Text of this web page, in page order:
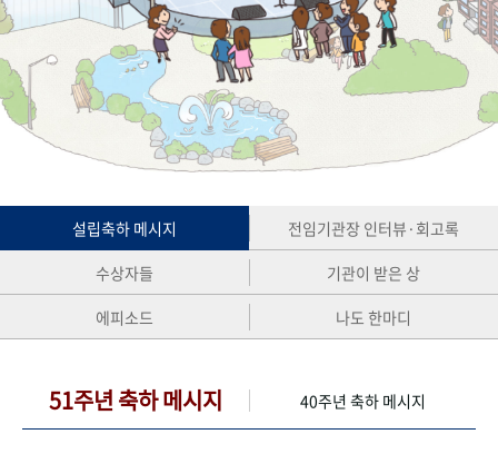
50+1 주년 기념
성과 50선 숫자로 보는 50년 50
주년 광장
세계와 함께 한 KIHASA
VR 역사관
설립축하 메시지
전임기관장 인터뷰·회고록
수상자들
기관이 받은 상
에피소드
나도 한마디
51주년 축하 메시지 40주년 축하 메시지